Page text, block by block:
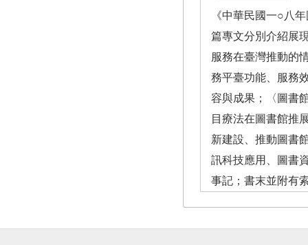
《中華民國一○八
篇專文分別介紹展
服務在臺灣推動的
務平臺功能、服務
容與成果；〈圖書
目療法在圖書館推
新建設、推動圖書
訊科技應用、圖書
事記；書末並附有